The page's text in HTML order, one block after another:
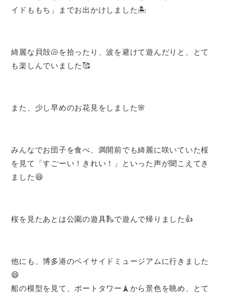
イドももち」までお出かけしました🏝
綺麗な貝殻🐚を拾ったり、波を避けて遊んだりと、とて
も楽しんでいました🥰
また、少し早めのお花見をしました🌸
みんなでお団子を食べ、満開前でも綺麗に咲いていた桜
を見て「すごーい！きれい！」といった声が聞こえてき
ました😆
桜を見たあとは公園の遊具🛝で遊んで帰りました👍
他にも、博多港のベイサイドミュージアムに行きました
😄
船の模型を見て、ポートタワー🗼から景色を眺め、とて